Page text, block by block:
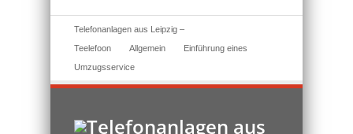
Telefonanlagen aus Leipzig –
Teelefoon
Allgemein
Einführung eines
Umzugsservice